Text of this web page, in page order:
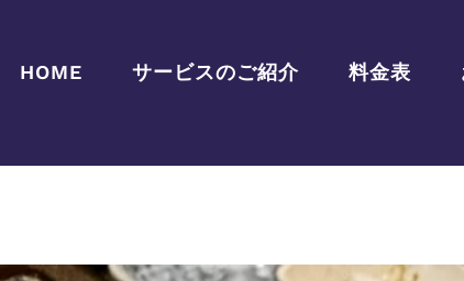
HOME サービスのご紹介 料金表